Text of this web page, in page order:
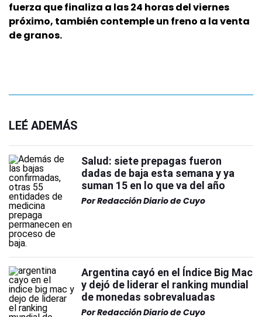
fuerza que finaliza a las 24 horas del viernes
próximo, también contemple un freno a la venta
de granos.
LEÉ ADEMÁS
Salud: siete prepagas fueron
dadas de baja esta semana y ya
suman 15 en lo que va del año
PorRedacción Diario de Cuyo
Argentina cayó en el Índice Big Mac
y dejó de liderar el ranking mundial
de monedas sobrevaluadas
PorRedacción Diario de Cuyo